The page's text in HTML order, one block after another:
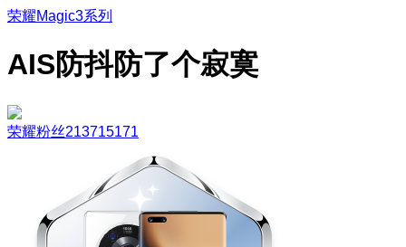
荣耀Magic3系列
AIS防抖防了个寂寞
荣耀粉丝213715171